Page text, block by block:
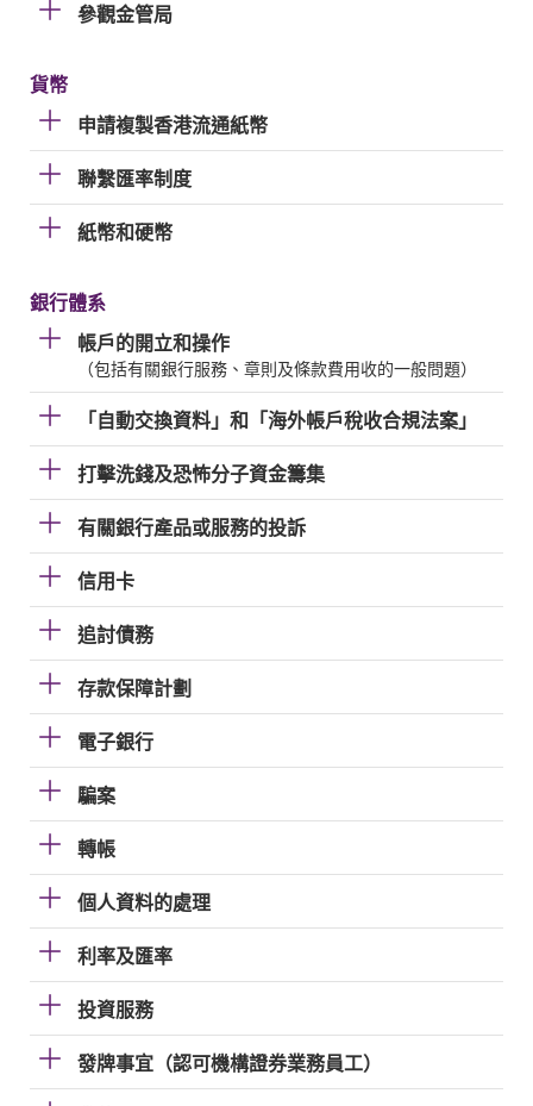
參觀金管局
貨幣
申請複製香港流通紙幣
聯繫匯率制度
紙幣和硬幣
銀行體系
帳戶的開立和操作
（包括有關銀行服務、章則及條款費用收的一般問題）
「自動交換資料」和「海外帳戶稅收合規法案」
打擊洗錢及恐怖分子資金籌集
有關銀行產品或服務的投訴
信用卡
追討債務
存款保障計劃
電子銀行
騙案
轉帳
個人資料的處理
利率及匯率
投資服務
發牌事宜（認可機構證券業務員工）